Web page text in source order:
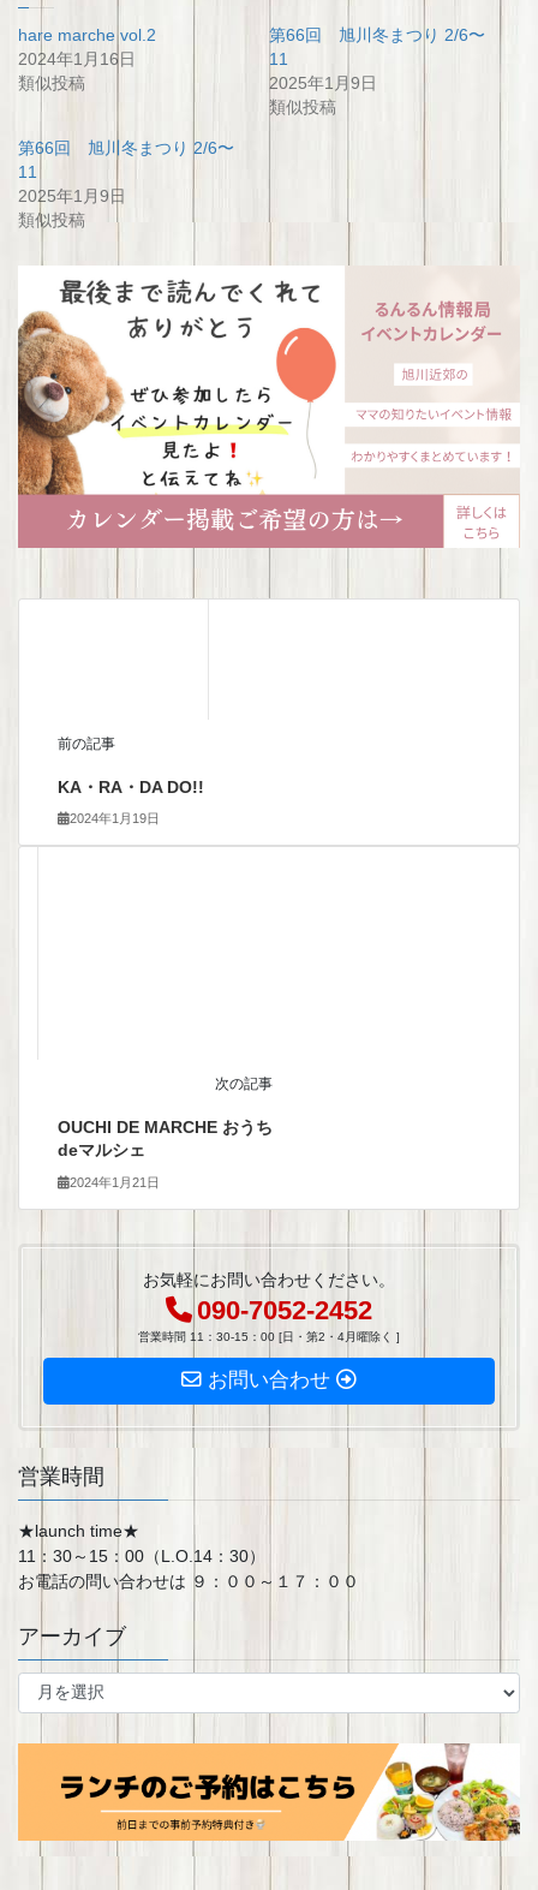
hare marche vol.2
2024年1月16日
類似投稿
第66回 旭川冬まつり 2/6〜
11
2025年1月9日
類似投稿
第66回 旭川冬まつり 2/6〜
11
2025年1月9日
類似投稿
前の記事
KA・RA・DA DO!!
2024年1月19日
次の記事
OUCHI DE MARCHE おうち
deマルシェ
2024年1月21日
お気軽にお問い合わせください。
090-7052-2452
営業時間 11：30-15：00 [日・第2・4月曜除く ]
お問い合わせ
営業時間
★launch time★
11：30～15：00（L.O.14：30）
お電話の問い合わせは ９：００～１７：００
アーカイブ
ア
イ